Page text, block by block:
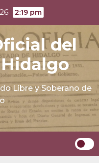
2:19 pm
del
Libre y Soberano de